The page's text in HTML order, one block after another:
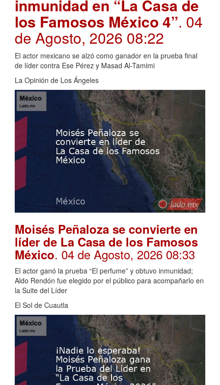
inmunidad en “La Casa de
los Famosos México 4”. 04
de Agosto, 2026 08:22
El actor mexicano se alzó como ganador en la prueba final
de líder contra Ese Pérez y Masad Al-Tamimi
La Opinión de Los Ángeles
Moisés Peñaloza se convierte en
líder de La Casa de los Famosos
México. 04 de Agosto, 2026 08:33
El actor ganó la prueba “El perfume” y obtuvo inmunidad;
Aldo Rendón fue elegido por el público para acompañarlo en
la Suite del Líder
El Sol de Cuautla